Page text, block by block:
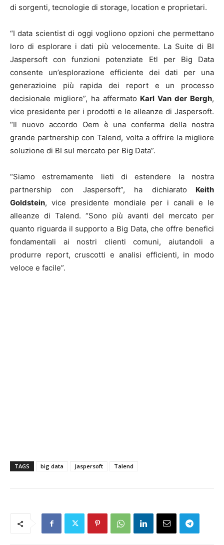
di sorgenti, tecnologie di storage, location e proprietari.
“I data scientist di oggi vogliono opzioni che permettano
loro di esplorare i dati più velocemente. La Suite di BI
Jaspersoft con funzioni potenziate Etl per Big Data
consente un’esplorazione efficiente dei dati per una
generazioine più rapida dei report e un processo
decisionale migliore”, ha affermato Karl Van der Bergh,
vice presidente per i prodotti e le alleanze di Jaspersoft.
“Il nuovo accordo Oem è una conferma della nostra
grande partnership con Talend, volta a offrire la migliore
soluzione di BI sul mercato per Big Data”.
“Siamo estremamente lieti di estendere la nostra
partnership con Jaspersoft”, ha dichiarato Keith
Goldstein, vice presidente mondiale per i canali e le
alleanze di Talend. “Sono più avanti del mercato per
quanto riguarda il supporto a Big Data, che offre benefici
fondamentali ai nostri clienti comuni, aiutandoli a
produrre report, cruscotti e analisi efficienti, in modo
veloce e facile”.
TAGS big data Jaspersoft Talend